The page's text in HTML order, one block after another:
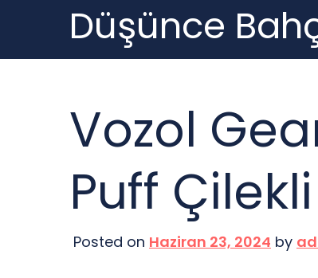
content
Düşünce
Vozol
Puff
Posted on Haziran 23, 2024 by